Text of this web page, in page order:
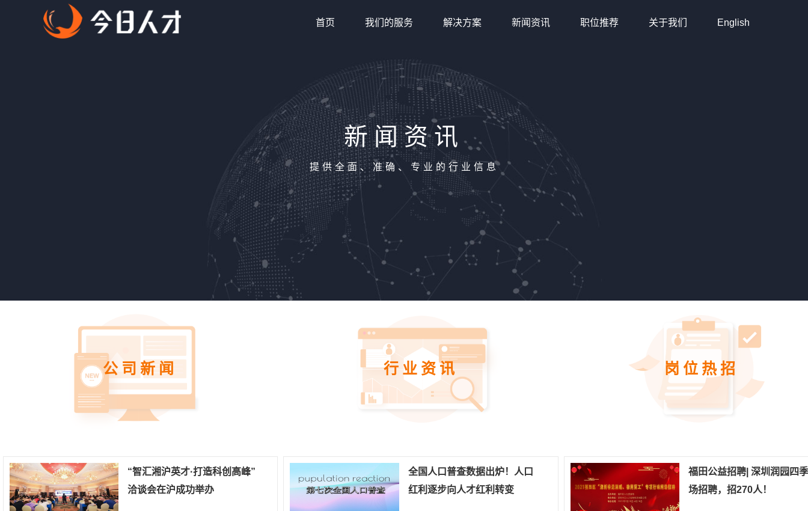
首页 我们的服务 解决方案 新闻资讯 职位推荐 关于我们 English
新闻资讯
提供全面、准确、专业的行业信息
公司新闻
“智汇湘沪英才·打造科创高峰”
洽谈会在沪成功举办
行业资讯
全国人口普查数据出炉！人口
红利逐步向人才红利转变
岗位热招
福田公益招聘| 深圳润园四
场招聘，招270人！